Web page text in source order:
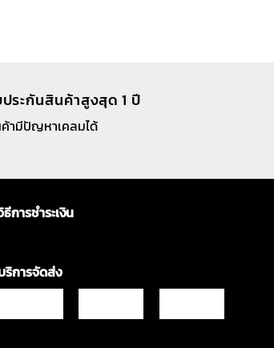
ระกันสินค้าสูงสุด 1 ปี
ามีปัญหาเคลมได้
ธีการชำระเงิน
ริการจัดส่ง